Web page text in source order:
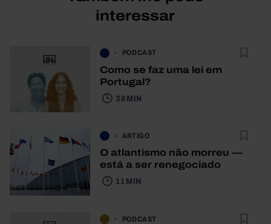
interessar
PODCAST
Como se faz uma lei em
Portugal?
38 MIN
ARTIGO
O atlantismo não morreu —
está a ser renegociado
11 MIN
PODCAST